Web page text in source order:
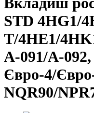
STD 4HG1/
T/4HE1/
А-091/А-
Євро-4/
NQR90/